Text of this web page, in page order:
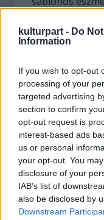
kulturpart - Do
Information
If you wish to opt-out
processing of your
targeted advertising
section to confirm
opt-out request is
interest-based ads
us or personal
your opt-out. You
disclosure of your
IAB’s list of
also be disclosed by
Downstream
trilógiája:Husz
ellen; ezek a
Amikor a
légkörében
csehszlovák
Az új hullám
Menzelnek,
Chytilovának
prágai
Az 1968-ban
Vávra és a